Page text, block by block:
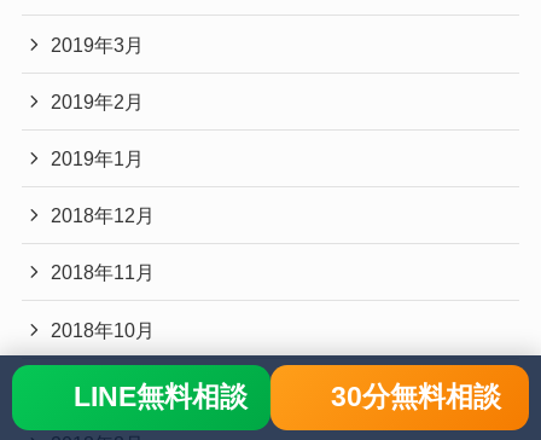
2019年3月
2019年2月
2019年1月
2018年12月
2018年11月
2018年10月
2018年9月
LINE無料相談 30分無料相談